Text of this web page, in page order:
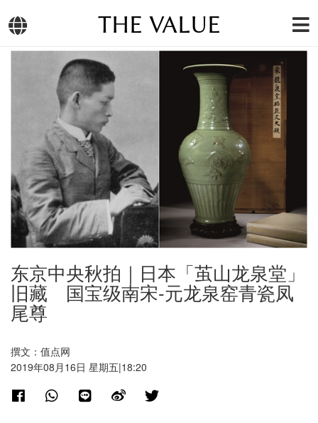
THE VALUE
东京中央秋拍｜日本「茧山龙泉堂」
旧藏 国宝级南宋-元龙泉窑青瓷凤
尾尊
撰文：值点网
2019年08月16日 星期五|18:20